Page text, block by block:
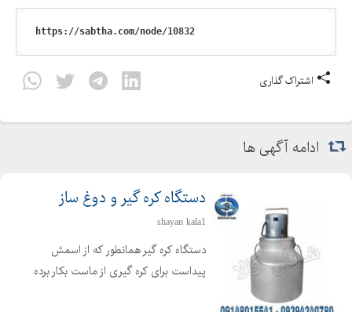
اشتراک گذاری
ادامه آگهی ها
دستگاه کره گیر و دوغ ساز
shayan kala1
دستگاه کره گیر همانطور که از اسمش
پیداست برای کره گیری از ماست بکار برده